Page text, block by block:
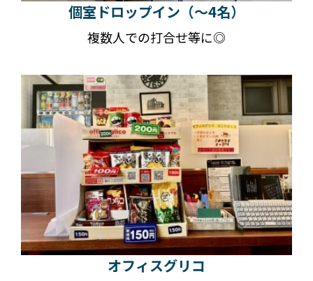
個室ドロップイン（～4名）
複数人での打合せ等に◎
オフィスグリコ